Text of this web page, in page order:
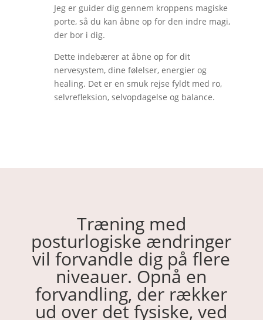
Jeg er guider dig gennem kroppens magiske
porte, så du kan åbne op for den indre magi,
der bor i dig.
Dette indebærer at åbne op for dit
nervesystem, dine følelser, energier og
healing. Det er en smuk rejse fyldt med ro,
selvrefleksion, selvopdagelse og balance.
Træning med
posturlogiske ændringer
vil forvandle dig på flere
niveauer. Opnå en
forvandling, der rækker
ud over det fysiske, ved